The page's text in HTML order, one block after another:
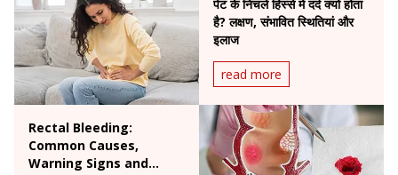
पेट के निचले हिस्से में दर्द क्यों होता
है? लक्षण, संभावित स्थितियां और
इलाज
read more
Rectal Bleeding:
Common Causes,
Warning Signs and